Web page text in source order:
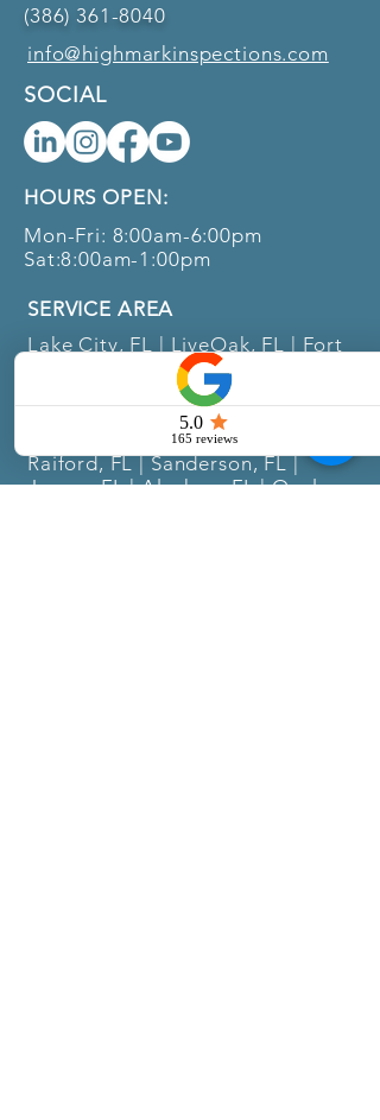
(386) 361-8040
info@highmarkinspections.com
SOCIAL
HOURS OPEN:
Mon-Fri: 8:00am-6:00pm
Sat:8:00am-1:00pm
SERVICE AREA
Lake City, FL | LiveOak, FL | Fort
White, FL | High Springs, FL |
Branford, FL | Wellborn, FL |
O'Brien, FL | Macclenny, FL | Five
Points, FL | Lake Butler, FL |
Raiford, FL | Sanderson, FL |
Jasper, FL | Alachua, FL | Ocala,